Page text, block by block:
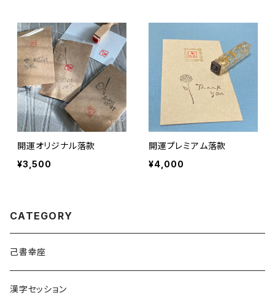
開運オリジナル落款
¥3,500
開運プレミアム落款
¥4,000
CATEGORY
己書幸座
漢字セッション